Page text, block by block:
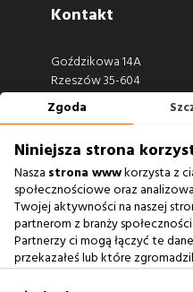
Kontakt
Goździkowa 14A
Rzeszów 35-604
660 722 441
Zobacz również
Agencja Interaktywna
Zgoda
Niniejsza strona
Nasza strona wwwkorzysta z
społecznościowe oraz
Twojej aktywności na naszej
partnerom z branży
Partnerzy ci mogą łączyć te
przekazałeś lub które